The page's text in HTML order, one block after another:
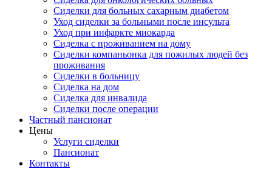
Сиделки для больных сахарным диабетом
Уход сиделки за больными после инсульта
Уход при инфаркте миокарда
Сиделка с проживанием на дому
Сиделки компаньонка для пожилых людей без
проживания
Сиделки в больницу
Сиделка на дом
Сиделка для инвалида
Сиделки после операции
Частный пансионат
Цены
Услуги сиделки
Пансионат
Контакты